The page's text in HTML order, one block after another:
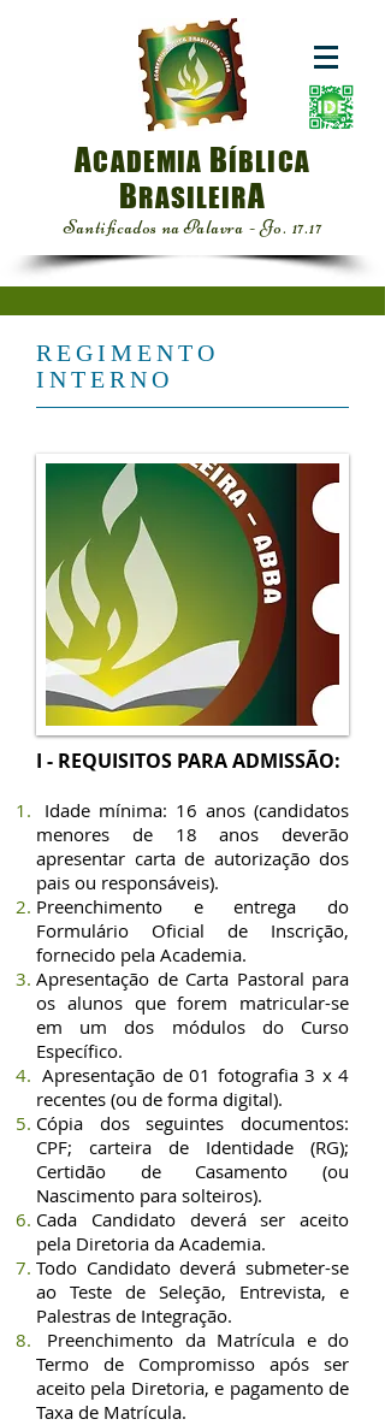
ACADEMIA BÍBLICA
BRASILEIRA
Santificados na Palavra - Jo. 17.17
REGIMENTO
INTERNO
I - REQUISITOS PARA ADMISSÃO:
Idade mínima: 16 anos (candidatos
menores de 18 anos deverão
apresentar carta de autorização dos
pais ou responsáveis).
Preenchimento e entrega do
Formulário Oficial de Inscrição,
fornecido pela Academia.
Apresentação de Carta Pastoral para
os alunos que forem matricular-se
em um dos módulos do Curso
Específico.
Apresentação de 01 fotografia 3 x 4
recentes (ou de forma digital).
Cópia dos seguintes documentos:
CPF; carteira de Identidade (RG);
Certidão de Casamento (ou
Nascimento para solteiros).
Cada Candidato deverá ser aceito
pela Diretoria da Academia.
Todo Candidato deverá submeter-se
ao Teste de Seleção, Entrevista, e
Palestras de Integração.
Preenchimento da Matrícula e do
Termo de Compromisso após ser
aceito pela Diretoria, e pagamento de
Taxa de Matrícula.